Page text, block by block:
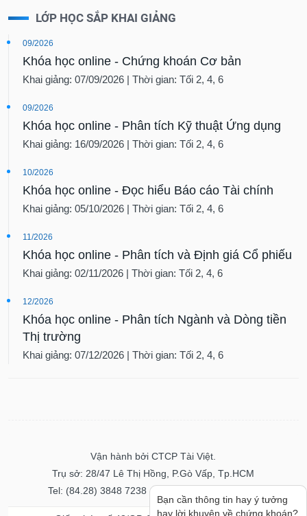
LỚP HỌC SẮP KHAI GIẢNG
09/2026
Khóa học online - Chứng khoán Cơ bản
Khai giảng: 07/09/2026 | Thời gian: Tối 2, 4, 6
09/2026
Khóa học online - Phân tích Kỹ thuật Ứng dụng
Khai giảng: 16/09/2026 | Thời gian: Tối 2, 4, 6
10/2026
Khóa học online - Đọc hiểu Báo cáo Tài chính
Khai giảng: 05/10/2026 | Thời gian: Tối 2, 4, 6
11/2026
Khóa học online - Phân tích và Định giá Cổ phiếu
Khai giảng: 02/11/2026 | Thời gian: Tối 2, 4, 6
12/2026
Khóa học online - Phân tích Ngành và Dòng tiền
Thị trường
Khai giảng: 07/12/2026 | Thời gian: Tối 2, 4, 6
Vận hành bởi CTCP Tài Việt.
Trụ sở: 28/47 Lê Thị Hồng, P.Gò Vấp, Tp.HCM
Tel: (84.28) 3848 7238 - Fax: (84.28) 3848 7237
Bạn cần thông tin hay ý tưởng
hay lời khuyên về chứng khoán?